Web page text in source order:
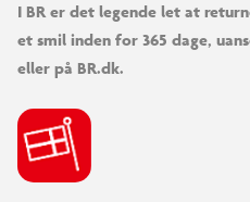
I BR er det legende let at
et smil inden for 365 dage,
eller på BR.dk.